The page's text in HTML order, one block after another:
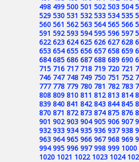
498 499 500 501 502 503 504
529 530 531 532 533 534 535
560 561 562 563 564 565 566
591 592 593 594 595 596 597
622 623 624 625 626 627 628
653 654 655 656 657 658 659
684 685 686 687 688 689 690
715 716 717 718 719 720 721
746 747 748 749 750 751 752
777 778 779 780 781 782 783
808 809 810 811 812 813 814
839 840 841 842 843 844 845
870 871 872 873 874 875 876
901 902 903 904 905 906 907
932 933 934 935 936 937 938
963 964 965 966 967 968 969
994 995 996 997 998 999 1000
1020 1021 1022 1023 1024